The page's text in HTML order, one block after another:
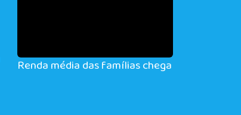
Renda média das famílias chega a R$ 2.264